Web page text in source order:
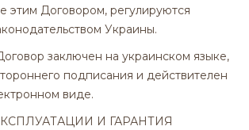
этим Договором, регулируются
Украины.
заключен на украинском языке,
подписания и действителен
виде.
И ГАРАНТИЯ